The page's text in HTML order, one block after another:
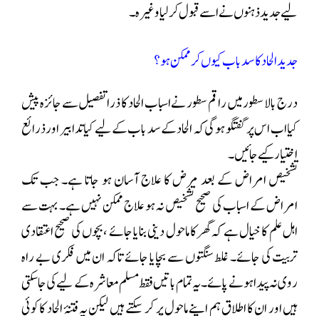
لیے جدید ذہنوں نے اسے قبول کر لیا وغیرہ۔
جدید الحاد کا سد باب کیوں کر ممکن ہو ؟
درج بالا سطور میں راقم سطور نے اسباب الحاد کا ذرا تفصیل سے جائزہ پیش
کیا اب اس پر گفتگو ہوگی کہ الحاد کے سد باب کے لیے کیا تدابیر اور ذرائع
اختیار کیے جائیں۔
تشخیص امراض کے بعد مرض کا علاج آسان ہو جاتا ہے۔ جب تک
امراض کے اسباب کی صحیح تشخیص نہ ہو علاج ممکن نہیں ہے۔ بہت سے
اہل علم کا خیال ہے کہ گھر کا ماحول دینی بنایا جائے ، بچوں کی صحیح اعتقادی
تربیت کی جائے۔ غلط سنگتوں سے بچایا جائے تاکہ ان میں فکری بے راہ
روی نہ پیدا ہونے پائے۔ یہ تمام باتیں فقط مسلم معاشرہ کے لیے کی جا سکتی
ہیں اور ان کا اطلاق ہم اپنے ماحول پر کر سکتے ہیں لیکن یہ فتنۂ الحاد کا کوئی